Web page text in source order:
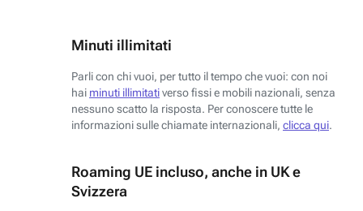
Minuti illimitati
Parli con chi vuoi, per tutto il tempo che vuoi: con noi
hai minuti illimitativerso fissi e mobili nazionali, senza
nessuno scatto la risposta. Per conoscere tutte le
informazioni sulle chiamate internazionali, clicca qui.
Roaming UE incluso, anche in UK e
Svizzera